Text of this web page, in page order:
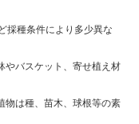
採種条件により多少異な
やバスケット、寄せ植え材
物は種、苗木、球根等の素